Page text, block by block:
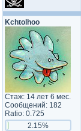
Kchtolhoo
Стаж: 14 лет 6 мес.
Сообщений: 182
Ratio: 0.725
2.15%